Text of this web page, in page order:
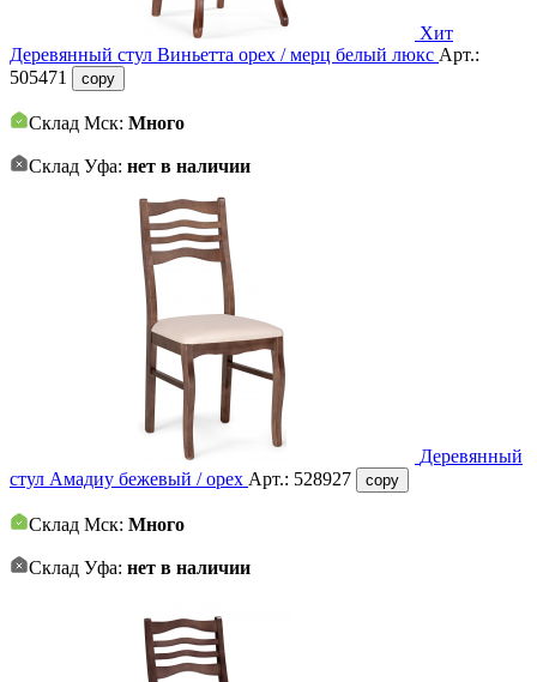
Хит
Деревянный стул Виньетта орех / мерц белый люкс Арт.:
505471
copy
Склад Мск: Много
Склад Уфа: нет в наличии
Деревянный
стул Амадиу бежевый / орех Арт.: 528927 copy
Склад Мск: Много
Склад Уфа: нет в наличии